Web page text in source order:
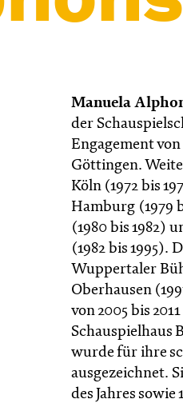
Manuela
der
Engagement von
Göttingen.
Köln (1972 bis
Hamburg (1979
(1980 bis 1982)
(1982 bis 1995).
Wuppertaler
Oberhausen
von 2005 bis
Schauspielhaus
wurde für ihre
ausgezeichnet.
des Jahres sowie